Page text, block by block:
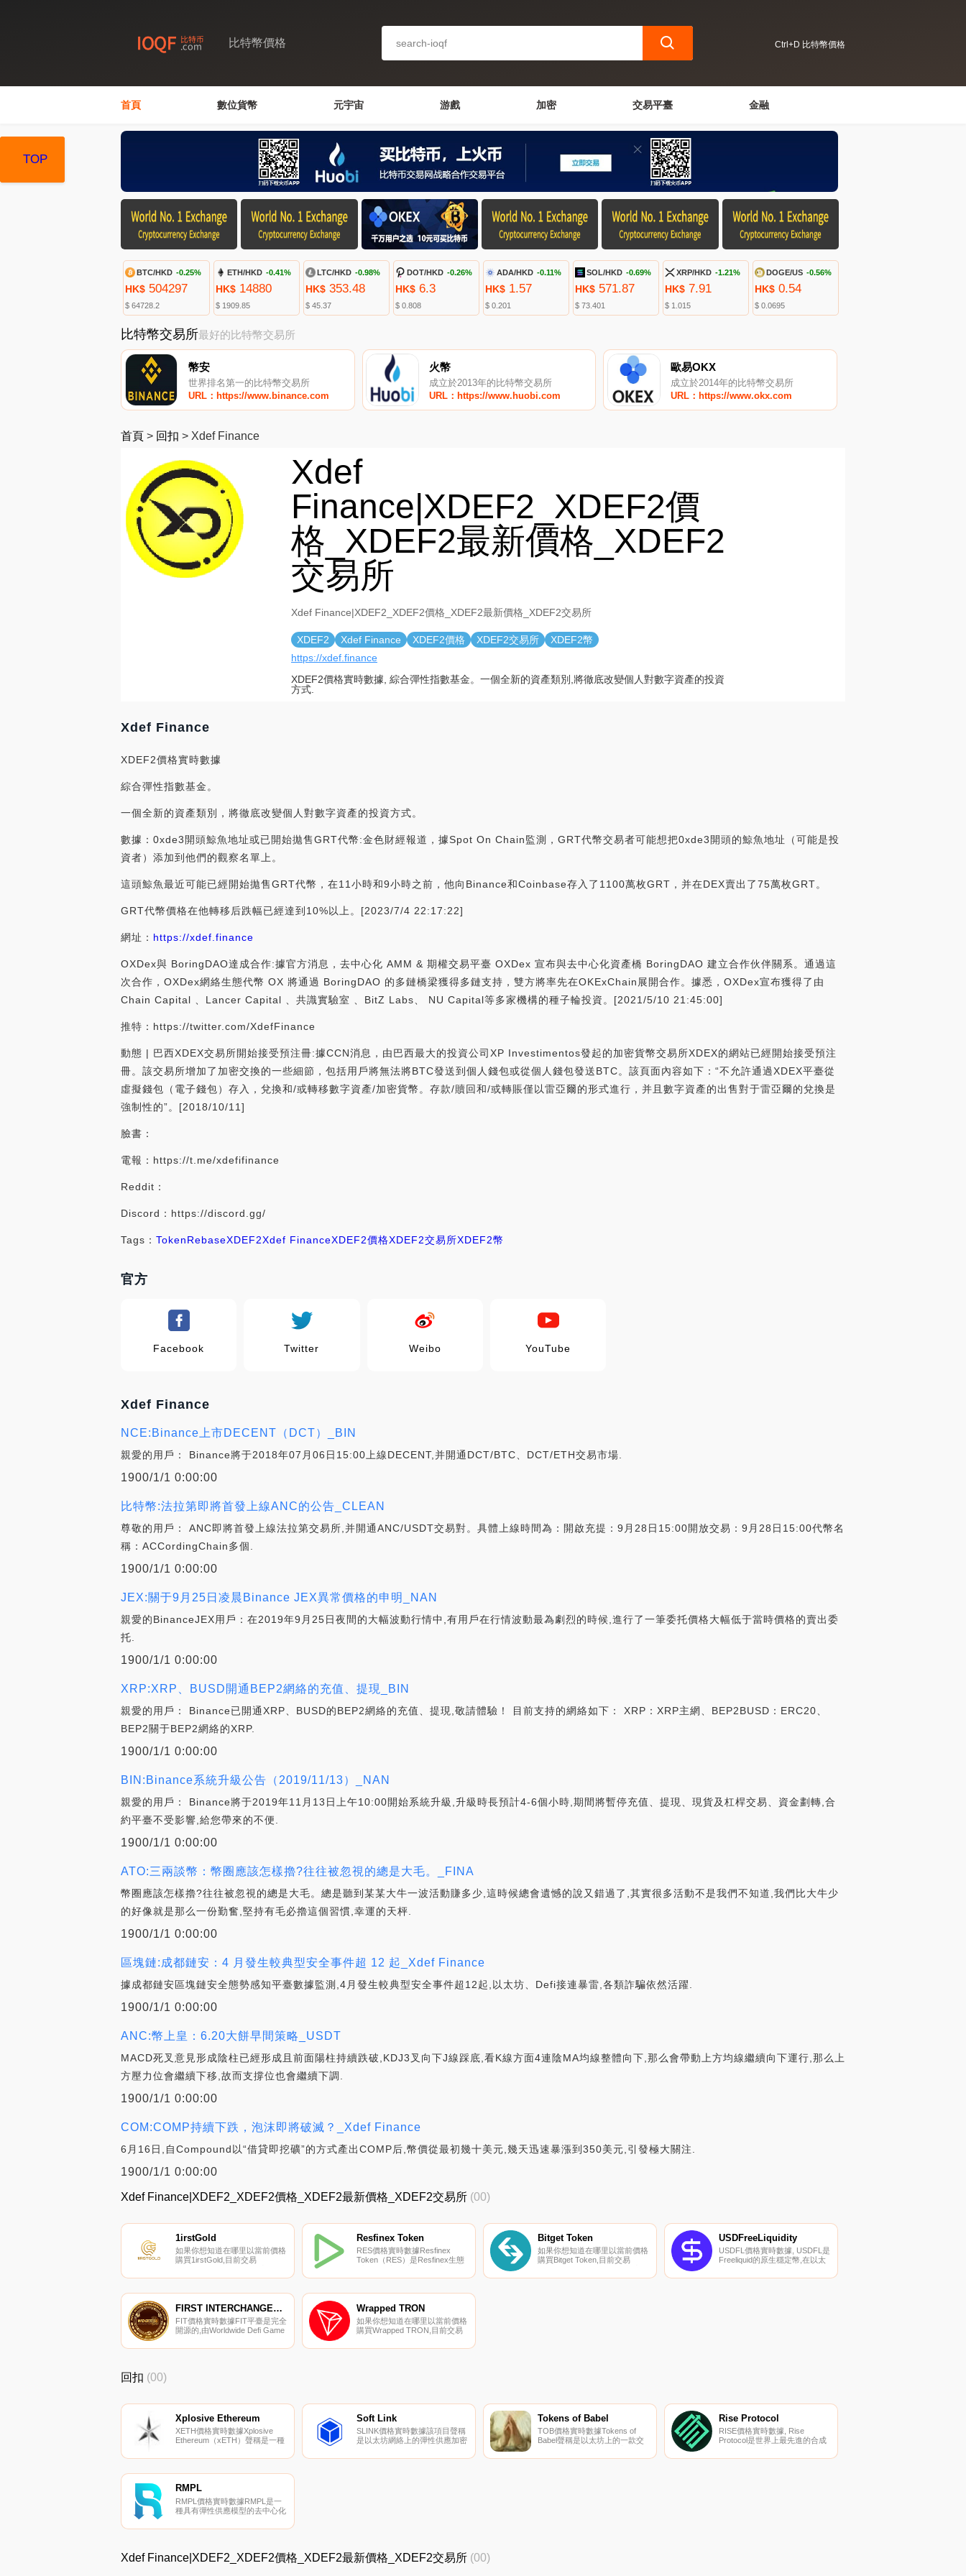
比特幣價格 Ctrl+D 比特幣價格
首頁 數位貨幣 元宇宙 游戲 加密 交易平臺 金融
BTC/HKD -0.25%
HK$ 504297
$ 64728.2
ETH/HKD -0.41%
HK$14880
$ 1909.85
LTC/HKD -0.98%
HK$353.48
$ 45.37
DOT/HKD -0.26%
HK$6.3
$ 0.808
ADA/HKD -0.11%
HK$1.57
$ 0.201
SOL/HKD -0.69%
HK$ 571.87
$ 73.401
XRP/HKD -1.21%
HK$ 7.91
$ 1.015
DOGE/US -0.56%
HK$ 0.54
$ 0.0695
比特幣交易所最好的比特幣交易所
幣安
世界排名第一的比特幣交易所
URL：https://www.binance.com
火幣
成立於2013年的比特幣交易所
URL：https://www.huobi.com
歐易OKX
成立於2014年的比特幣交易所
URL：https://www.okx.com
首頁 > 回扣 > Xdef Finance
Xdef
Finance|XDEF2_XDEF2價
格_XDEF2最新價格_XDEF2
交易所
Xdef Finance|XDEF2_XDEF2價格_XDEF2最新價格_XDEF2交易所
XDEF2 Xdef Finance XDEF2價格 XDEF2交易所
XDEF2幣
https://xdef.finance
XDEF2價格實時數據, 綜合彈性指數基金。一個全新的資產類別,將徹底改變個人對數字資產的投資
方式.
Xdef Finance
XDEF2價格實時數據
綜合彈性指數基金。
一個全新的資產類別，將徹底改變個人對數字資產的投資方式。
數據：0xde3開頭鯨魚地址或已開始拋售GRT代幣:金色財經報道，據Spot On Chain監測，GRT代幣交易者可能想把0xde3開頭的鯨魚地址（可能是投
資者）添加到他們的觀察名單上。
這頭鯨魚最近可能已經開始拋售GRT代幣，在11小時和9小時之前，他向Binance和Coinbase存入了1100萬枚GRT，并在DEX賣出了75萬枚GRT。
GRT代幣價格在他轉移后跌幅已經達到10%以上。[2023/7/4 22:17:22]
網址： https://xdef.finance
OXDex與 BoringDAO達成合作:據官方消息，去中心化 AMM & 期權交易平臺 OXDex 宣布與去中心化資產橋 BoringDAO 建立合作伙伴關系。通過這
次合作，OXDex網絡生態代幣 OX 將通過 BoringDAO 的多鏈橋梁獲得多鏈支持，雙方將率先在OKExChain展開合作。據悉，OXDex宣布獲得了由
Chain Capital 、Lancer Capital 、共識實驗室 、BitZ Labs、 NU Capital等多家機構的種子輪投資。[2021/5/10 21:45:00]
推特：https://twitter.com/XdefFinance
動態 | 巴西XDEX交易所開始接受預注冊:據CCN消息，由巴西最大的投資公司XP Investimentos發起的加密貨幣交易所XDEX的網站已經開始接受預注
冊。該交易所增加了加密交換的一些細節，包括用戶將無法將BTC發送到個人錢包或從個人錢包發送BTC。該頁面內容如下：“不允許通過XDEX平臺從
虛擬錢包（電子錢包）存入，兌換和/或轉移數字資產/加密貨幣。存款/贖回和/或轉賬僅以雷亞爾的形式進行，并且數字資產的出售對于雷亞爾的兌換是
強制性的”。[2018/10/11]
臉書：
電報：https://t.me/xdefifinance
Reddit：
Discord：https://discord.gg/
Tags： TokenRebaseXDEF2Xdef FinanceXDEF2價格XDEF2交易所XDEF2幣
官方
Facebook Twitter Weibo YouTube
Xdef Finance
NCE:Binance上市DECENT（DCT）_BIN
親愛的用戶： Binance將于2018年07月06日15:00上線DECENT,并開通DCT/BTC、DCT/ETH交易市場.
1900/1/1 0:00:00
比特幣:法拉第即將首發上線ANC的公告_CLEAN
尊敬的用戶： ANC即將首發上線法拉第交易所,并開通ANC/USDT交易對。具體上線時間為：開啟充提：9月28日15:00開放交易：9月28日15:00代幣名
稱：ACCordingChain多個.
1900/1/1 0:00:00
JEX:關于9月25日凌晨Binance JEX異常價格的申明_NAN
親愛的BinanceJEX用戶：在2019年9月25日夜間的大幅波動行情中,有用戶在行情波動最為劇烈的時候,進行了一筆委托價格大幅低于當時價格的賣出委
托.
1900/1/1 0:00:00
XRP:XRP、BUSD開通BEP2網絡的充值、提現_BIN
親愛的用戶： Binance已開通XRP、BUSD的BEP2網絡的充值、提現,敬請體驗！ 目前支持的網絡如下： XRP：XRP主網、BEP2BUSD：ERC20、
BEP2關于BEP2網絡的XRP.
1900/1/1 0:00:00
BIN:Binance系統升級公告（2019/11/13）_NAN
親愛的用戶： Binance將于2019年11月13日上午10:00開始系統升級,升級時長預計4-6個小時,期間將暫停充值、提現、現貨及杠桿交易、資金劃轉,合
約平臺不受影響,給您帶來的不便.
1900/1/1 0:00:00
ATO:三兩談幣：幣圈應該怎樣擼?往往被忽視的總是大毛。_FINA
幣圈應該怎樣擼?往往被忽視的總是大毛。總是聽到某某大牛一波活動賺多少,這時候總會遺憾的說又錯過了,其實很多活動不是我們不知道,我們比大牛少
的好像就是那么一份勤奮,堅持有毛必擼這個習慣,幸運的天枰.
1900/1/1 0:00:00
區塊鏈:成都鏈安：4 月發生較典型安全事件超 12 起_Xdef Finance
據成都鏈安區塊鏈安全態勢感知平臺數據監測,4月發生較典型安全事件超12起,以太坊、Defi接連暴雷,各類詐騙依然活躍.
1900/1/1 0:00:00
ANC:幣上皇：6.20大餅早間策略_USDT
MACD死叉意見形成陰柱已經形成且前面陽柱持續跌破,KDJ3叉向下J線踩底,看K線方面4連陰MA均線整體向下,那么會帶動上方均線繼續向下運行,那么上
方壓力位會繼續下移,故而支撐位也會繼續下調.
1900/1/1 0:00:00
COM:COMP持續下跌，泡沫即將破滅？_Xdef Finance
6月16日,自Compound以“借貸即挖礦”的方式產出COMP后,幣價從最初幾十美元,幾天迅速暴漲到350美元,引發極大關注.
1900/1/1 0:00:00
TOP
Xdef Finance|XDEF2_XDEF2價格_XDEF2最新價格_XDEF2交易所 (00)
1irstGold
如果你想知道在哪里以當前價格
購買1irstGold,目前交易
交易所是VinDAX。您可以在我
1GOLD-代幣相當于一克精金。
每個1GOLD代幣的持有者可以
隨時將其兌換成實物黃金.
Resfinex Token
RES價格實時數據Resfinex
Token（RES）是Resfinex生態
方案,以增加RES的網絡效應和
Bitget Token
如果你想知道在哪里以當前價格
購買Bitget Token,目前交易
幣交易所是Bitget。您可以在我
USDFreeLiquidity
USDFL價格實時數據, USDFL是
Freeliquid的原生穩定幣,在以太
美元。如果價格偏離1美元,則沒
FIRST INTERCHANGEABLE TOKEN
FIT價格實時數據FIT平臺是完全
開源的,由Worldwide Defi Game
獻者維護。KOI FISH是第一款
Wrapped TRON
如果你想知道在哪里以當前價格
購買Wrapped TRON,目前交易
密貨幣交易所是Sunswap V2。
TOP
回扣 (00)
Xplosive Ethereum
XETH價格實時數據Xplosive
Ethereum（xETH）聲稱是一種
數,旨在實現爆炸性增長.
Soft Link
SLINK價格實時數據該項目聲稱
是以太坊網絡上的彈性供應加密
的變化自動調整SLINK的供應。
Tokens of Babel
TOB價格實時數據Tokens of
Babel聲稱是以太坊上的一款交
會燃燒代幣.
Rise Protocol
RISE價格實時數據, Rise
Protocol是世界上最先進的合成
組學和功能與最好和最新的去中
RMPL
RMPL價格實時數據RMPL是一
種具有彈性供應模型的去中心化
基數達到供應價格均衡。因此,
保持不變,因為錢包余額會隨著
需求的變化而在全球范圍內發生
TOP
Xdef Finance|XDEF2_XDEF2價格_XDEF2最新價格_XDEF2交易所 (00)